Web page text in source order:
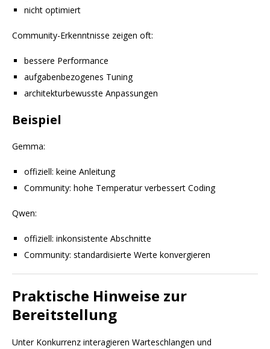
nicht optimiert
Community-Erkenntnisse zeigen oft:
bessere Performance
aufgabenbezogenes Tuning
architekturbewusste Anpassungen
Beispiel
Gemma:
offiziell: keine Anleitung
Community: hohe Temperatur verbessert Coding
Qwen:
offiziell: inkonsistente Abschnitte
Community: standardisierte Werte konvergieren
Praktische Hinweise zur
Bereitstellung
Unter Konkurrenz interagieren Warteschlangen und